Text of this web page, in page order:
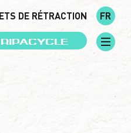
DE RÉTRACTION FR